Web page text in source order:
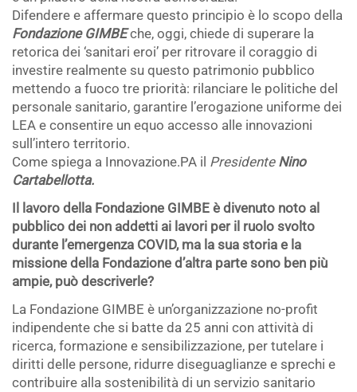
Difendere e affermare questo principio è lo scopo della
Fondazione GIMBEche, oggi, chiede di superare la
retorica dei ‘sanitari eroi’ per ritrovare il coraggio di
investire realmente su questo patrimonio pubblico
mettendo a fuoco tre priorità: rilanciare le politiche del
personale sanitario, garantire l’erogazione uniforme dei
LEA e consentire un equo accesso alle innovazioni
sull’intero territorio.
Come spiega a Innovazione.PA il Presidente Nino
Cartabellotta.
Il lavoro della Fondazione GIMBE è divenuto noto al
pubblico dei non addetti ai lavori per il ruolo svolto
durante l’emergenza COVID, ma la sua storia e la
missione della Fondazione d’altra parte sono ben più
ampie, può descriverle?
La Fondazione GIMBE è un’organizzazione no-profit
indipendente che si batte da 25 anni con attività di
ricerca, formazione e sensibilizzazione, per tutelare i
diritti delle persone, ridurre diseguaglianze e sprechi e
contribuire alla sostenibilità di un servizio sanitario